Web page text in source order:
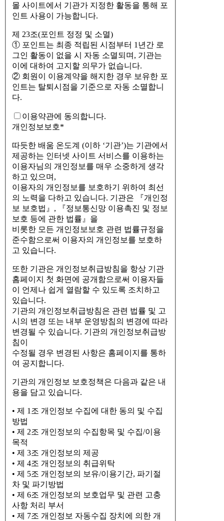
몰 사이트에서 기관가 지정한 활동을 통해 포
인트 사용이 가능합니다.
제 23조(포인트 정정 및 소멸)
① 포인트는 최종 적립된 시점부터 1년간 로
그인 활동이 없을 시 자동 소멸되며, 기관는
이에 대하여 고지할 의무가 없습니다.
② 회원이 이용계약을 해지한 경우 보유한 포
인트는 탈퇴시점을 기준으로 자동 소멸합니
다.
이용약관에 동의합니다.
개인정보보호*
따듯한 배움 온도계 (이하 ‘기관’)는 기관에서
제공하는 인터넷 사이트 서비스를 이용하는
이용자님의 개인정보를 매우 소중하게 생각
하고 있으며,
이용자의 개인정보를 보호하기 위하여 최선
의 노력을 다하고 있습니다. 기관은 『개인정
보 보호법』, 『정보통신망 이용촉진 및 정보
보호 등에 관한 법률』을
비롯한 모든 개인정보보호 관련 법률규정을
준수함으로써 이용자의 개인정보를 보호하
고 있습니다.
또한 기관은 개인정보취급방침을 항상 기관
홈페이지 첫 화면에 공개함으로써 이용자들
이 언제나 쉽게 열람할 수 있도록 조치하고
있습니다.
기관의 개인정보취급방침은 관련 법률 및 고
시의 변경 또는 내부 운영방침의 변경에 따라
변경될 수 있습니다. 기관의 개인정보취급방
침이
수정될 경우 변경된 사항은 홈페이지를 통하
여 공지합니다.
기관의 개인정보 보호정책은 다음과 같은 내
용을 담고 있습니다.
• 제 1조 개인정보 수집에 대한 동의 및 수집
방법
• 제 2조 개인정보의 수집항목 및 수집/이용
목적
• 제 3조 개인정보의 제공
• 제 4조 개인정보의 취급위탁
• 제 5조 개인정보의 보유/이용기간, 파기절
차 및 파기방법
• 제 6조 개인정보의 보호업무 및 관련 고충
사항 처리 부서
• 제 7조 개인정보 자동수집 장치에 의한 개